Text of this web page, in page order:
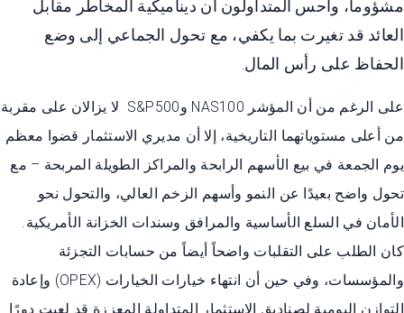
مشؤوماً، وأحس المتداولون أن ديناميكية المخاطر مقابل
العائد قد تغيرت بما يكفي، مع تحول الجماعي إلى وضع
الحفاظ على رأس المال.
على الرغم من أن المؤشر NAS100 وS&P500 لا يزالان على مقربة
من أعلى مستوياتهما التاريخية، إلا أن مديري الاستثمار قضوا معظم
يوم الجمعة في بيع الأسهم الرابحة والمراكز الطويلة المربحة – مع
تحول واضح بعيدًا عن النمو وأسهم الزخم العالي، والتحول نحو
الأمان في السلع الأساسية والمرافق وسندات الخزانة الأمريكية.
كان الطلب على التقلبات واضحاً أيضاً من حسابات التجزئة
والمؤسسات، وفي حين أن انتهاء خيارات الخيارات (OPEX) وإعادة
التوازن اليومية لصناديق الاستثمار المتداولة المعززة قد لعبت دورًا